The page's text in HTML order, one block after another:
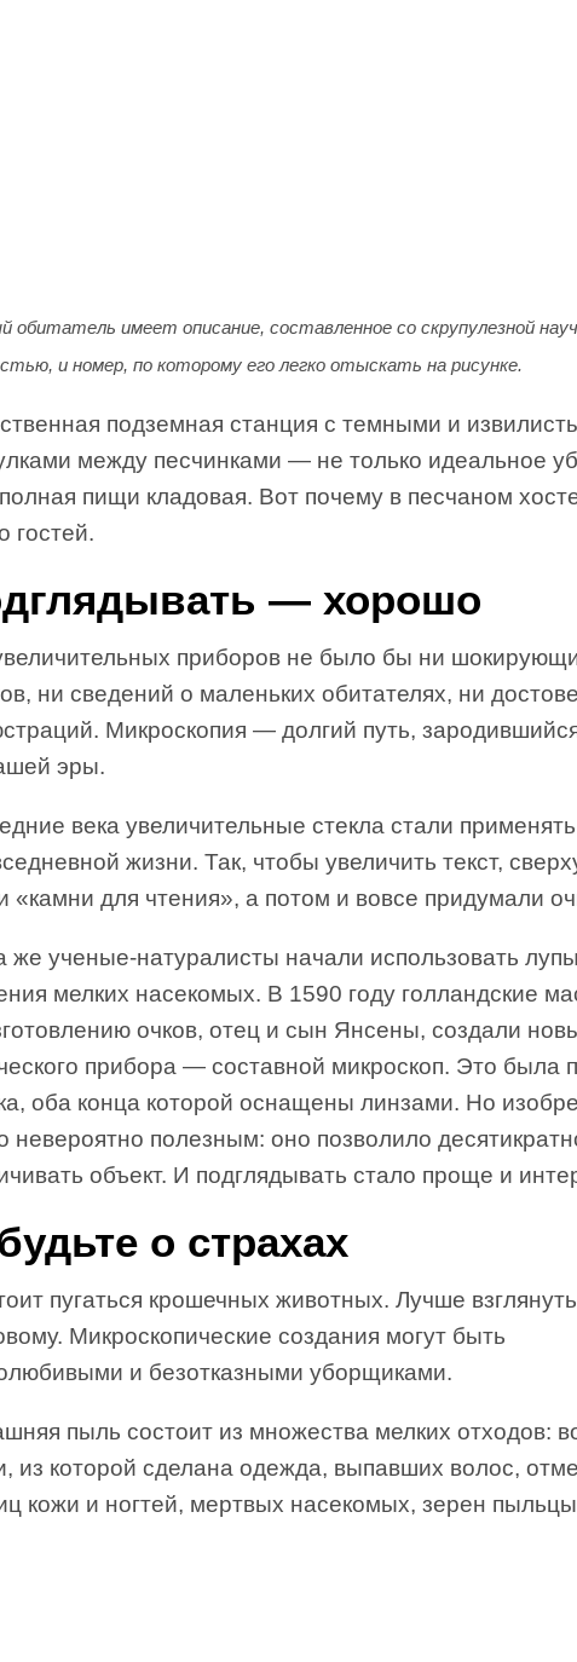
обитатель имеет описание, составленное со скрупулезной
и номер, по которому его легко отыскать на рисунке.
подземная станция с темными и
между песчинками — не только идеальное
пищи кладовая. Вот почему в песчаном
гостей.
— хорошо
приборов не было бы ни
ни сведений о маленьких обитателях, ни
Микроскопия — долгий путь,
эры.
века увеличительные стекла стали применять
жизни. Так, чтобы увеличить текст,
«камни для чтения», а потом и вовсе придумали
же ученые-натуралисты начали использовать
мелких насекомых. В 1590 году голландские
очков, отец и сын Янсены, создали
прибора — составной микроскоп. Это была
оба конца которой оснащены линзами. Но
невероятно полезным: оно позволило
объект. И подглядывать стало проще и
о страхах
пугаться крошечных животных. Лучше
Микроскопические создания могут быть
и безотказными уборщиками.
пыль состоит из множества мелких отходов:
из которой сделана одежда, выпавших волос,
кожи и ногтей, мертвых насекомых, зерен